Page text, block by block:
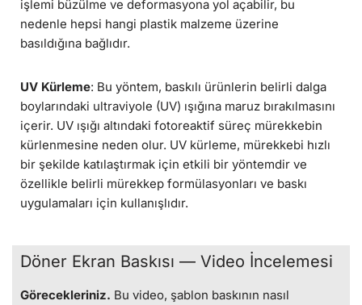
işlemi büzülme ve deformasyona yol açabilir, bu
nedenle hepsi hangi plastik malzeme üzerine
basıldığına bağlıdır.
UV Kürleme: Bu yöntem, baskılı ürünlerin belirli dalga
boylarındaki ultraviyole (UV) ışığına maruz bırakılmasını
içerir. UV ışığı altındaki fotoreaktif süreç mürekkebin
kürlenmesine neden olur. UV kürleme, mürekkebi hızlı
bir şekilde katılaştırmak için etkili bir yöntemdir ve
özellikle belirli mürekkep formülasyonları ve baskı
uygulamaları için kullanışlıdır.
Döner Ekran Baskısı — Video İncelemesi
Görecekleriniz. Bu video, şablon baskının nasıl